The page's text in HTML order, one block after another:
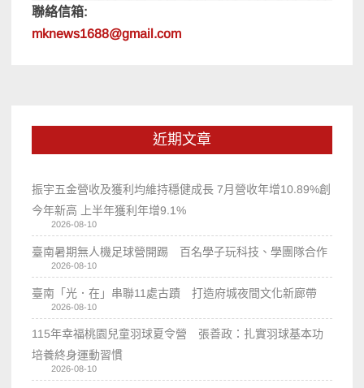
聯絡信箱:
mknews1688@gmail.com
近期文章
振宇五金營收及獲利均維持穩健成長 7月營收年增10.89%創
今年新高 上半年獲利年增9.1%
2026-08-10
臺南暑期無人機足球營開踢 百名學子玩科技、學團隊合作
2026-08-10
臺南「光．在」串聯11處古蹟 打造府城夜間文化新廊帶
2026-08-10
115年幸福桃園兒童羽球夏令營 張善政：扎實羽球基本功
培養終身運動習慣
2026-08-10